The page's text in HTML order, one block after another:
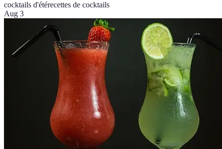
cocktails d'étérecettes de cocktails
Aug 3